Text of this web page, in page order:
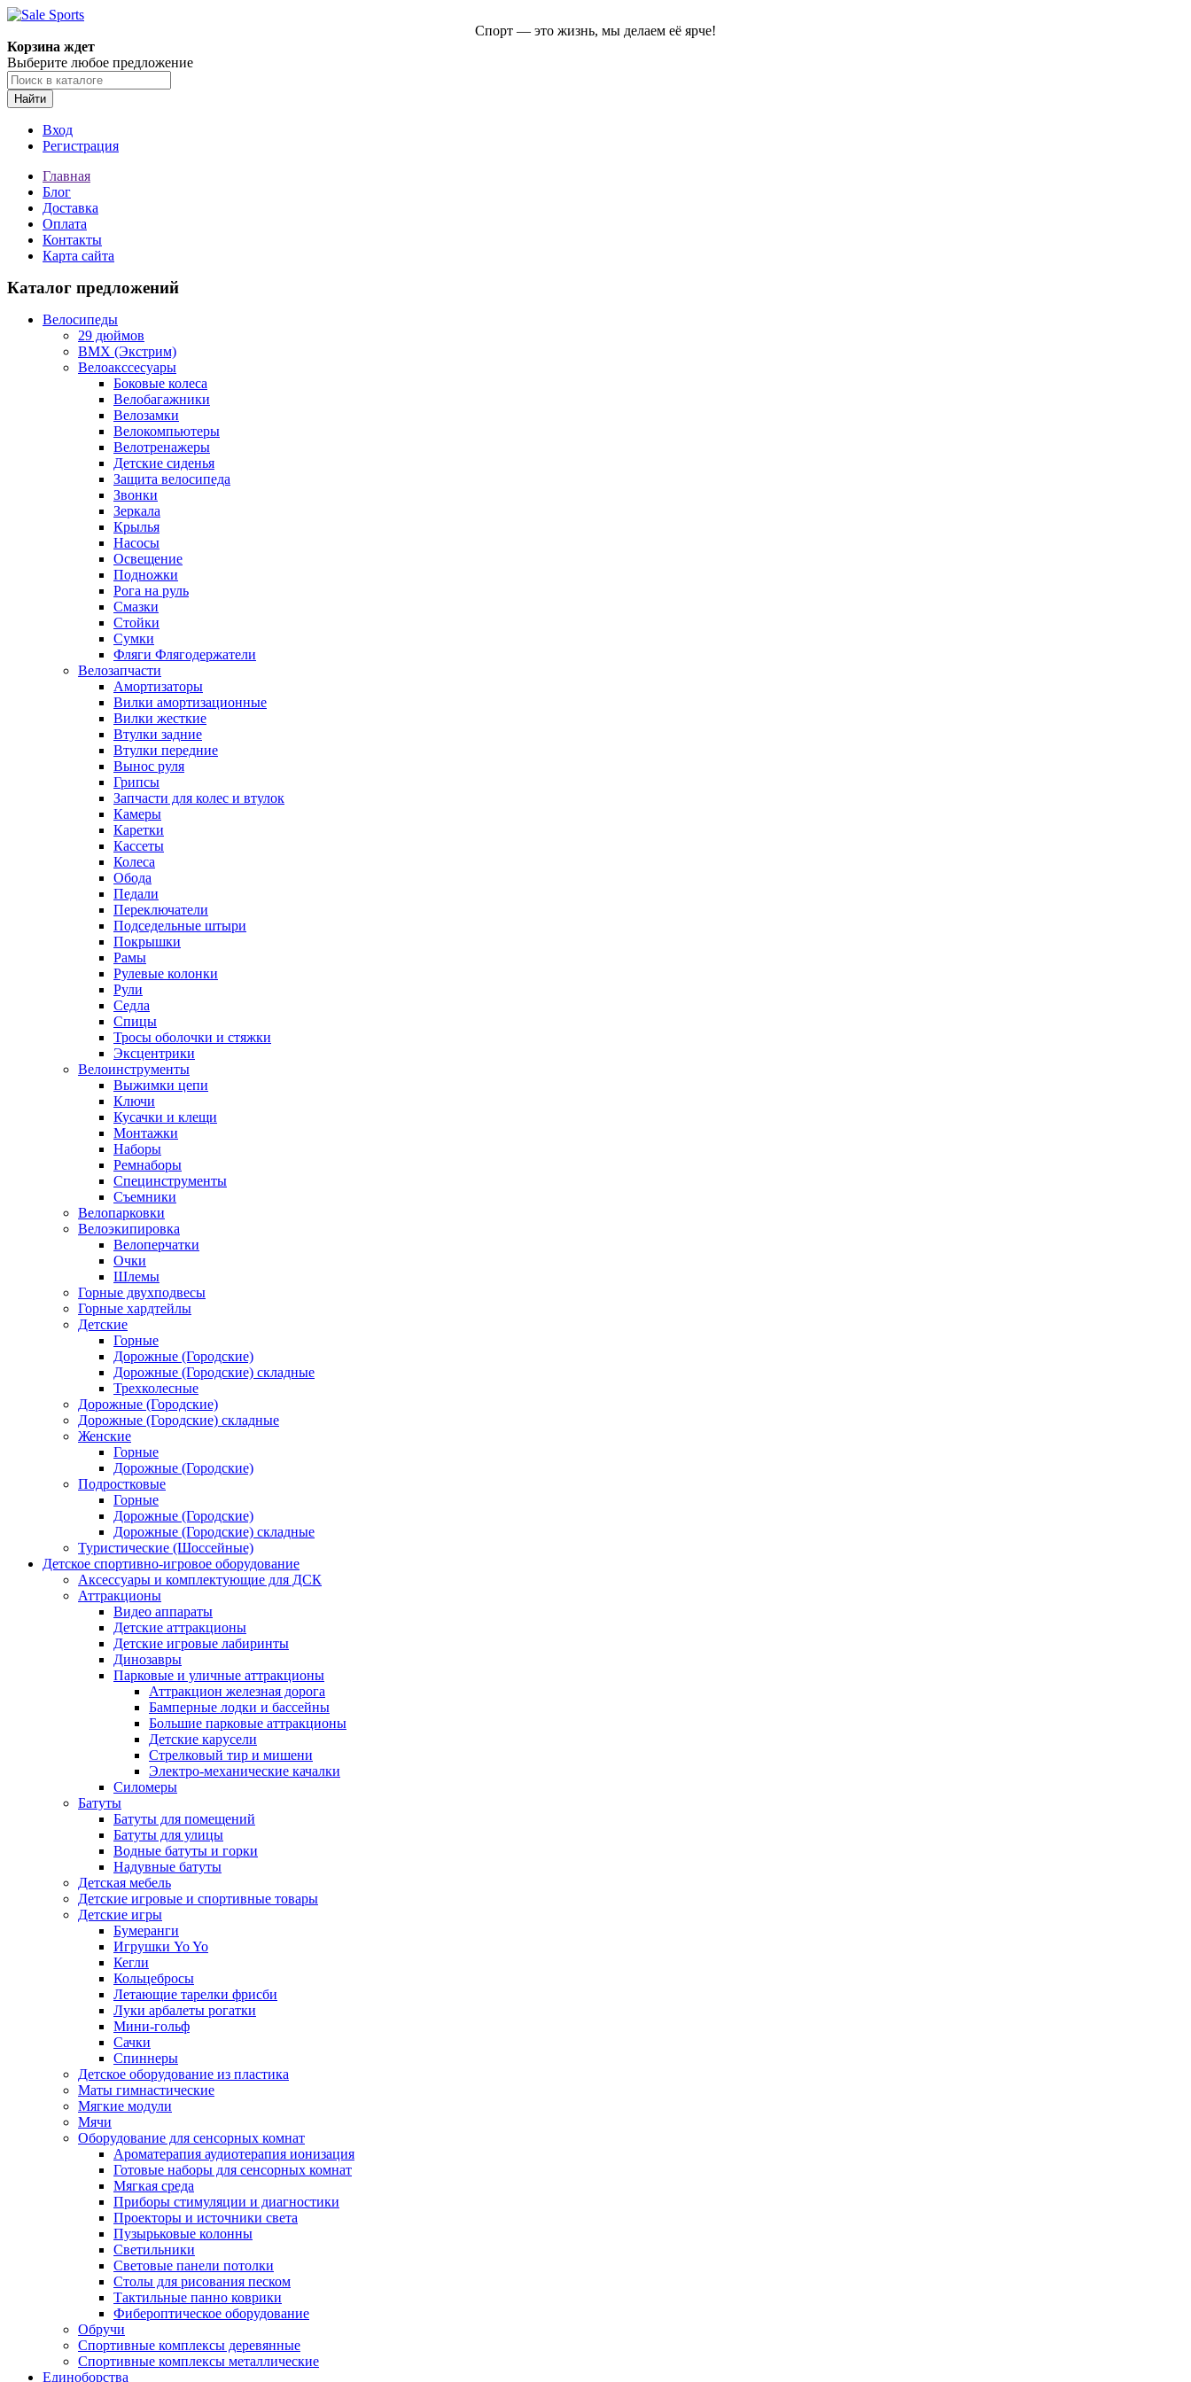
Спорт — это жизнь, мы делаем её ярче!
Корзина ждет
Выберите любое предложение
Найти
Вход
Регистрация
Главная
Блог
Доставка
Оплата
Контакты
Карта сайта
Каталог предложений
Велосипеды
29 дюймов
BMX (Экстрим)
Велоакссесуары
Боковые колеса
Велобагажники
Велозамки
Велокомпьютеры
Велотренажеры
Детские сиденья
Защита велосипеда
Звонки
Зеркала
Крылья
Насосы
Освещение
Подножки
Рога на руль
Смазки
Стойки
Сумки
Фляги Флягодержатели
Велозапчасти
Амортизаторы
Вилки амортизационные
Вилки жесткие
Втулки задние
Втулки передние
Вынос руля
Грипсы
Запчасти для колес и втулок
Камеры
Каретки
Кассеты
Колеса
Обода
Педали
Переключатели
Подседельные штыри
Покрышки
Рамы
Рулевые колонки
Рули
Седла
Спицы
Тросы оболочки и стяжки
Эксцентрики
Велоинструменты
Выжимки цепи
Ключи
Кусачки и клещи
Монтажки
Наборы
Ремнаборы
Специнструменты
Съемники
Велопарковки
Велоэкипировка
Велоперчатки
Очки
Шлемы
Горные двухподвесы
Горные хардтейлы
Детские
Горные
Дорожные (Городские)
Дорожные (Городские) складные
Трехколесные
Дорожные (Городские)
Дорожные (Городские) складные
Женские
Горные
Дорожные (Городские)
Подростковые
Горные
Дорожные (Городские)
Дорожные (Городские) складные
Туристические (Шоссейные)
Детское спортивно-игровое оборудование
Аксессуары и комплектующие для ДСК
Аттракционы
Видео аппараты
Детские аттракционы
Детские игровые лабиринты
Динозавры
Парковые и уличные аттракционы
Аттракцион железная дорога
Бамперные лодки и бассейны
Большие парковые аттракционы
Детские карусели
Стрелковый тир и мишени
Электро-механические качалки
Силомеры
Батуты
Батуты для помещений
Батуты для улицы
Водные батуты и горки
Надувные батуты
Детская мебель
Детские игровые и спортивные товары
Детские игры
Бумеранги
Игрушки Yo Yo
Кегли
Кольцебросы
Летающие тарелки фрисби
Луки арбалеты рогатки
Мини-гольф
Сачки
Спиннеры
Детское оборудование из пластика
Маты гимнастические
Мягкие модули
Мячи
Оборудование для сенсорных комнат
Ароматерапия аудиотерапия ионизация
Готовые наборы для сенсорных комнат
Мягкая среда
Приборы стимуляции и диагностики
Проекторы и источники света
Пузырьковые колонны
Светильники
Световые панели потолки
Столы для рисования песком
Тактильные панно коврики
Фибероптическое оборудование
Обручи
Спортивные комплексы деревянные
Спортивные комплексы металлические
Единоборства